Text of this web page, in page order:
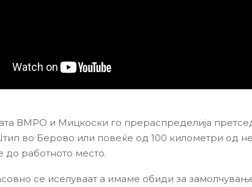
ВМРО и Мицкоски го прераспределија
во Берово или повеќе од 100 километри од
работното место.
се иселуваат а имаме обиди за